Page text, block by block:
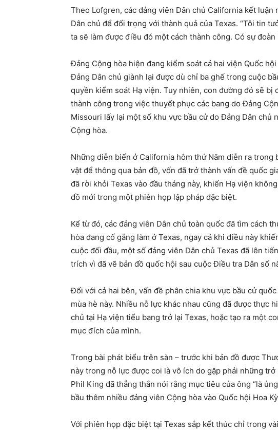
Theo Lofgren, các đảng viên Dân chủ California kết
Dân chủ để đối trọng với thành quả của Texas. “Tôi tin
ta sẽ làm được điều đó một cách thành công. Có sự
Đảng Cộng hòa hiện đang kiểm soát cả hai viện Quốc
Đảng Dân chủ giành lại được dù chỉ ba ghế trong cuộc
quyền kiểm soát Hạ viện. Tuy nhiên, con đường đó sẽ bị
thành công trong việc thuyết phục các bang do Đảng
Missouri lấy lại một số khu vực bầu cử do Đảng Dân chủ
Cộng hòa.
Những diễn biến ở California hôm thứ Năm diễn ra trong
vật để thông qua bản đồ, vốn đã trở thành vấn đề quốc
đã rời khỏi Texas vào đầu tháng này, khiến Hạ viện
đồ mới trong một phiên họp lập pháp đặc biệt.
Kể từ đó, các đảng viên Dân chủ toàn quốc đã tìm cách
hòa đang cố gắng làm ở Texas, ngay cả khi điều này
cuộc đối đầu, một số đảng viên Dân chủ Texas đã lên
trích vì đã vẽ bản đồ quốc hội sau cuộc Điều tra Dân số
Đối với cả hai bên, vấn đề phân chia khu vực bầu cử
mùa hè này. Nhiều nỗ lực khác nhau cũng đã được thực
chủ tại Hạ viện tiểu bang trở lại Texas, hoặc tạo ra một
mục đích của mình.
Trong bài phát biểu trên sàn – trước khi bản đồ được
này trong nỗ lực được coi là vô ích do gặp phải những
Phil King đã thẳng thắn nói rằng mục tiêu của ông “là
bầu thêm nhiều đảng viên Cộng hòa vào Quốc hội Hoa
Với phiên họp đặc biệt tại Texas sắp kết thúc chỉ trong